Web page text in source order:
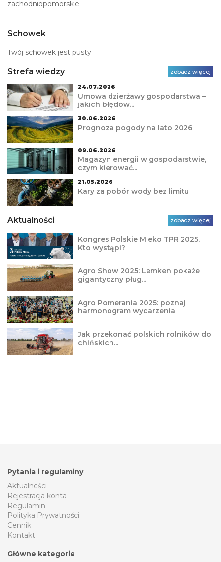
zachodniopomorskie
Schowek
Twój schowek jest pusty
Strefa wiedzy zobacz więcej
24.07.2026
Umowa dzierżawy gospodarstwa –
jakich błędów...
30.06.2026
Prognoza pogody na lato 2026
09.06.2026
Magazyn energii w gospodarstwie,
czym kierować...
21.05.2026
Kary za pobór wody bez limitu
Aktualności zobacz więcej
Kongres Polskie Mleko TPR 2025.
Kto wystąpi?
Agro Show 2025: Lemken pokaże
gigantyczny pług...
Agro Pomerania 2025: poznaj
harmonogram wydarzenia
Jak przekonać polskich rolników do
chińskich...
Pytania i regulaminy
Aktualności
Rejestracja konta
Regulamin
Polityka Prywatności
Cennik
Kontakt
Główne kategorie